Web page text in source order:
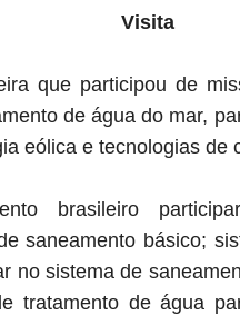
Visita
que participou de
de água do mar,
eólica e tecnologias de
brasileiro
saneamento básico;
no sistema de
tratamento de água